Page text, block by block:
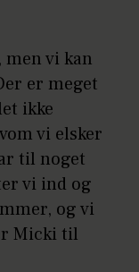
vi kan
er meget
ikke
vi elsker
til noget
vi ind og
og vi
Micki til